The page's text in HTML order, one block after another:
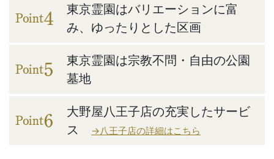
東京霊園はバリエーションに富
み、ゆったりとした区画
東京霊園は宗教不問・自由の公園
墓地
大野屋八王子店の充実したサービ
ス
→八王子店の詳細はこちら